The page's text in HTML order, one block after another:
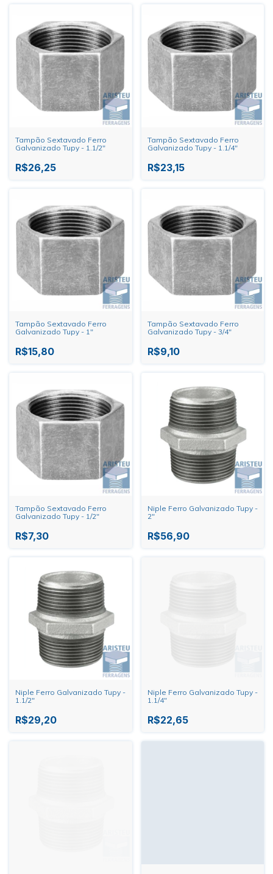
Tampão Sextavado Ferro
Galvanizado Tupy - 1.1/2"
R$26,25
Tampão Sextavado Ferro
Galvanizado Tupy - 1.1/4"
R$23,15
Tampão Sextavado Ferro
Galvanizado Tupy - 1"
R$15,80
Tampão Sextavado Ferro
Galvanizado Tupy - 3/4"
R$9,10
Tampão Sextavado Ferro
Galvanizado Tupy - 1/2"
R$7,30
Niple Ferro Galvanizado Tupy -
2"
R$56,90
Niple Ferro Galvanizado Tupy -
1.1/2"
R$29,20
Niple Ferro Galvanizado Tupy -
1.1/4"
R$22,65